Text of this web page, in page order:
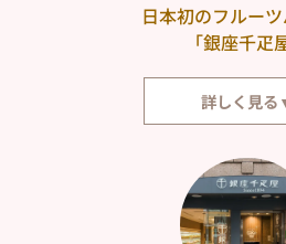
日本初のフルー
「銀座千疋
詳しく見る
が、日本で初めてフルーツパーラーを開業
お伝統を守りながら、果物の新しい楽しみ
ルの味を提供し続けています。